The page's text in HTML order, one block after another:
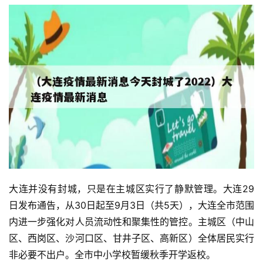
大连并没有封城，只是在主城区实行了静默管理。大连29
日发布通告，从30日起至9月3日（共5天），大连全市范围
内进一步强化对人员流动性和聚集性的管控。主城区（中山
区、西岗区、沙河口区、甘井子区、高新区）全体居民实行
非必要不出户。全市中小学校暂缓秋季开学返校。